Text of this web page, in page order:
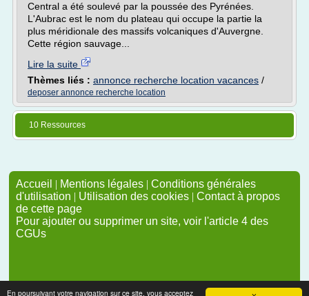
En poursuivant votre navigation sur ce site, vous acceptez
Central a été soulevé par la poussée des Pyrénées.
L'Aubrac est le nom du plateau qui occupe la partie la
plus méridionale des massifs volcaniques d'Auvergne.
Cette région sauvage...
Lire la suite
Thèmes liés : annonce recherche location vacances /
deposer annonce recherche location
10 Ressources
Accueil | Mentions légales | Conditions générales
d'utilisation | Utilisation des cookies | Contact à propos
de cette page
Pour ajouter ou supprimer un site, voir l'article 4 des
CGUs